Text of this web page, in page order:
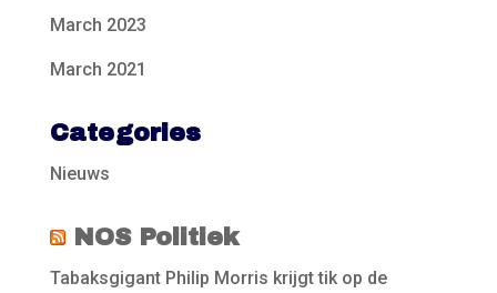
March 2023
March 2021
Categories
Nieuws
NOS Politiek
Tabaksgigant Philip Morris krijgt tik op de